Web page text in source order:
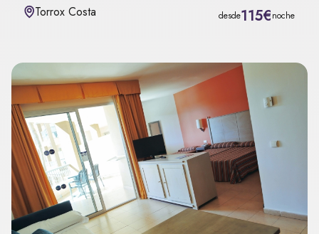
Torrox Costa desde115€noche